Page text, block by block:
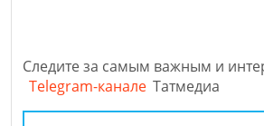
Следите за самым важным и
Telegram-канале Татмедиа